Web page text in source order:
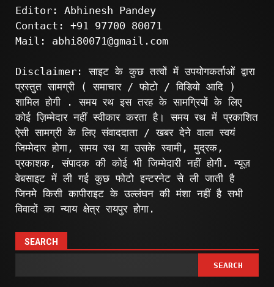
Editor: Abhinesh Pandey
Contact: +91 97700 80071
Mail: abhi80071@gmail.com
Disclaimer: साइट के कुछ तत्वों में उपयोगकर्ताओं द्वारा
प्रस्तुत सामग्री ( समाचार / फोटो / विडियो आदि )
शामिल होगी . समय रथ इस तरह के सामग्रियों के लिए
कोई ज़िम्मेदार नहीं स्वीकार करता है। समय रथ में प्रकाशित
ऐसी सामग्री के लिए संवाददाता / खबर देने वाला स्वयं
जिम्मेदार होगा, समय रथ या उसके स्वामी, मुद्रक,
प्रकाशक, संपादक की कोई भी जिम्मेदारी नहीं होगी. न्यूज़
वेबसाइट में ली गई कुछ फोटो इन्टरनेट से ली जाती है
जिनमे किसी कापीराइट के उल्लंघन की मंशा नहीं है सभी
विवादों का न्याय क्षेत्र रायपुर होगा.
SEARCH
SEARCH